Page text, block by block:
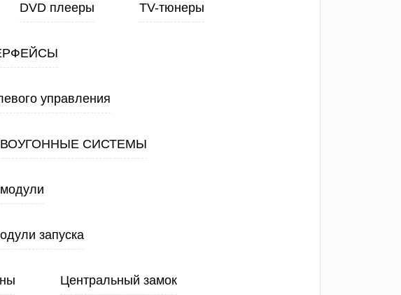
DVD плееры TV-тюнеры
управления
СИСТЕМЫ
запуска
Центральный замок